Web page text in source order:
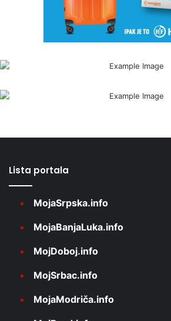
Lista portala
MojaSrpska.info
MojaBanjaLuka.info
MojDoboj.info
MojSrbac.info
MojaModriča.info